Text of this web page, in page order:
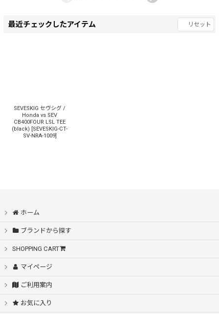
最近チェックしたアイテム リセット
SEVESKIG セヴシグ /
Honda vs SEV
CB400FOUR LSL TEE
(black) [SEVESKIG-CT-
SV-NRA-1009]
ホーム
ブランドから探す
SHOPPING CART
マイページ
ご利用案内
お気に入り